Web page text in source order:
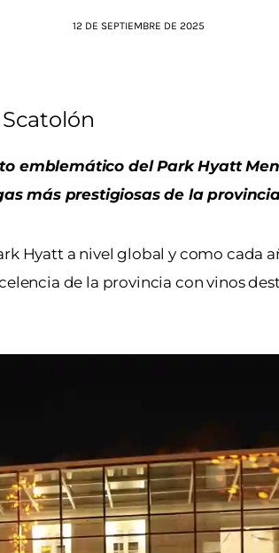
12 DE SEPTIEMBRE DE 2025
emblemático del Park Hyatt
más prestigiosas de la
Hyatt a nivel global y como cada
de la provincia con vinos